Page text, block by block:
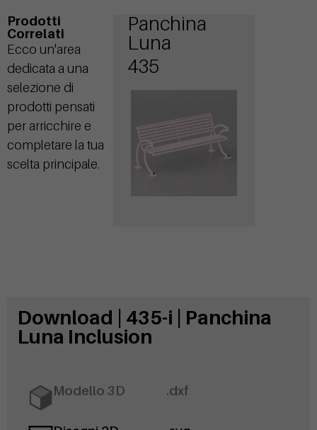
Prodotti
Correlati
Ecco un'area
dedicata a una
selezione di
prodotti pensati
per arricchire e
completare la tua
scelta principale.
Panchina
Luna
435
Download | 435-i | Panchina
Luna Inclusion
Modello 3D .dxf